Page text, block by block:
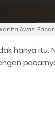
Awasi
hanya itu,